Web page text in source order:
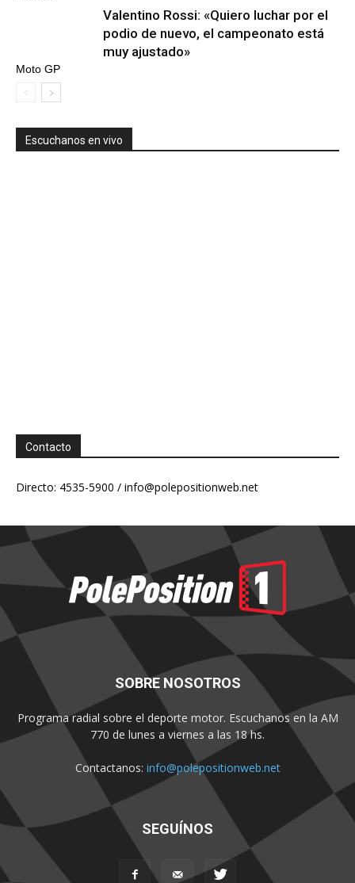
Moto GP
Valentino Rossi: «Quiero luchar por el
podio de nuevo, el campeonato está
muy ajustado»
Escuchanos en vivo
Contacto
Directo: 4535-5900 / info@polepositionweb.net
SOBRE NOSOTROS
Programa radial sobre el deporte motor. Escuchanos en la AM
770 de lunes a viernes a las 18 hs.
Contactanos: info@polepositionweb.net
SEGUÍNOS